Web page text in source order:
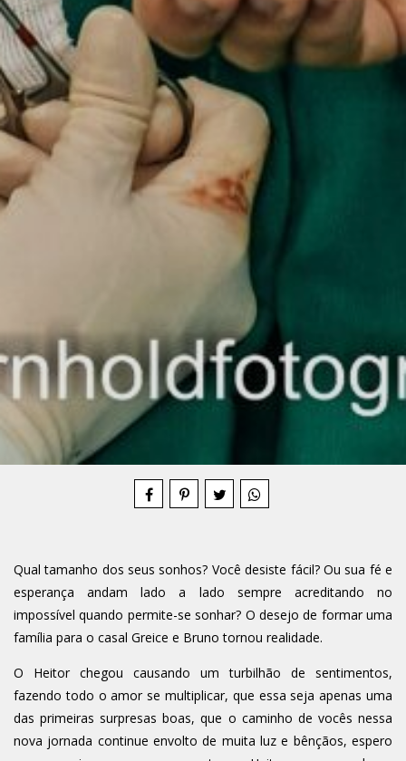
Qual tamanho dos seus sonhos? Você desiste fácil? Ou sua fé e
esperança andam lado a lado sempre acreditando no
impossível quando permite-se sonhar? O desejo de formar uma
família para o casal Greice e Bruno tornou realidade.
O Heitor chegou causando um turbilhão de sentimentos,
fazendo todo o amor se multiplicar, que essa seja apenas uma
das primeiras surpresas boas, que o caminho de vocês nessa
nova jornada continue envolto de muita luz e bênçãos, espero